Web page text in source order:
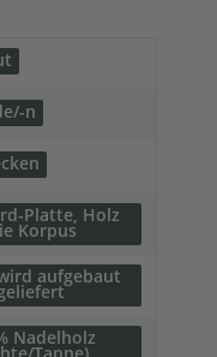
n
Platte, Holz
Korpus
aufgebaut
Nadelholz